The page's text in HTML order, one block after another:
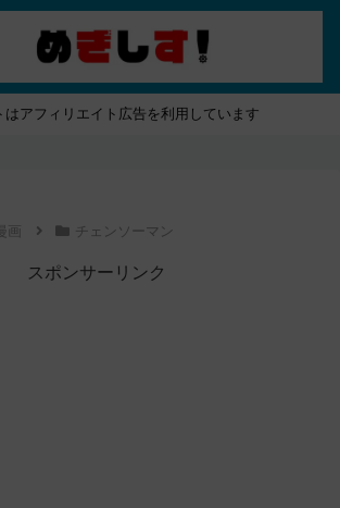
はアフィリエイト広告を利用しています
画 チェンソーマン
スポンサーリンク